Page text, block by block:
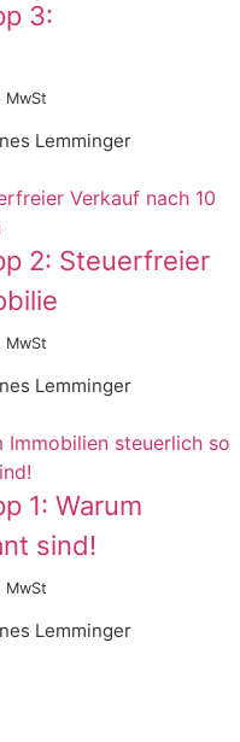
3:
MwSt
Lemminger
2: Steuerfreier
MwSt
Lemminger
1: Warum
sind!
MwSt
Lemminger